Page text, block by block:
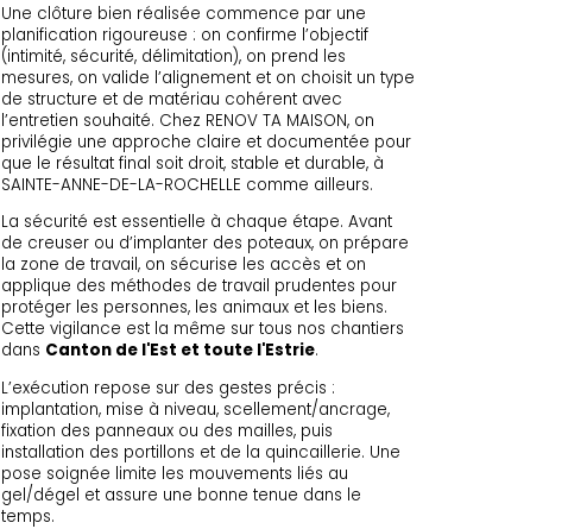
Une clôture bien réalisée commence par une
planification rigoureuse : on confirme l’objectif
(intimité, sécurité, délimitation), on prend les
mesures, on valide l’alignement et on choisit un type
de structure et de matériau cohérent avec
l’entretien souhaité. Chez RENOV TA MAISON, on
privilégie une approche claire et documentée pour
que le résultat final soit droit, stable et durable, à
SAINTE-ANNE-DE-LA-ROCHELLE comme ailleurs.
La sécurité est essentielle à chaque étape. Avant
de creuser ou d’implanter des poteaux, on prépare
la zone de travail, on sécurise les accès et on
applique des méthodes de travail prudentes pour
protéger les personnes, les animaux et les biens.
Cette vigilance est la même sur tous nos chantiers
dans Canton de l'Est et toute l'Estrie.
L’exécution repose sur des gestes précis :
implantation, mise à niveau, scellement/ancrage,
fixation des panneaux ou des mailles, puis
installation des portillons et de la quincaillerie. Une
pose soignée limite les mouvements liés au
gel/dégel et assure une bonne tenue dans le
temps.